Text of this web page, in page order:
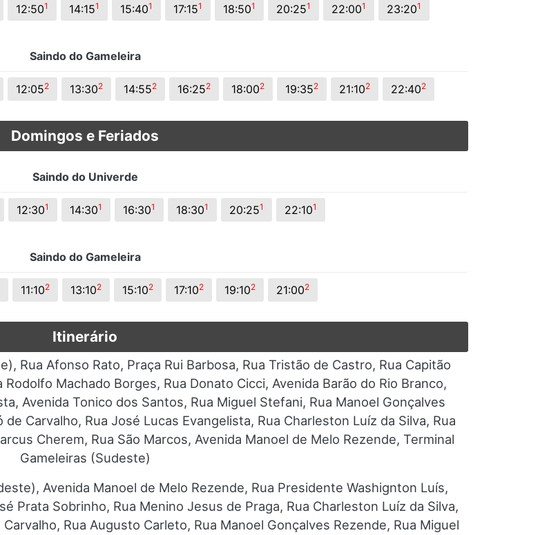
12:501 14:151 15:401 17:151 18:501 20:251 22:001 23:201
Saindo do Gameleira
12:052 13:302 14:552 16:252 18:002 19:352 21:102 22:402
Domingos e Feriados
Saindo do Univerde
12:301 14:301 16:301 18:301 20:251 22:101
Saindo do Gameleira
11:102 13:102 15:102 17:102 19:102 21:002
Itinerário
Rua Afonso Rato, Praça Rui Barbosa, Rua Tristão de Castro, Rua Capitão
Machado Borges, Rua Donato Cicci, Avenida Barão do Rio Branco,
Avenida Tonico dos Santos, Rua Miguel Stefani, Rua Manoel Gonçalves
Carvalho, Rua José Lucas Evangelista, Rua Charleston Luíz da Silva, Rua
Cherem, Rua São Marcos, Avenida Manoel de Melo Rezende, Terminal
Gameleiras (Sudeste)
Avenida Manoel de Melo Rezende, Rua Presidente Washignton Luís,
Prata Sobrinho, Rua Menino Jesus de Praga, Rua Charleston Luíz da Silva,
Rua Augusto Carleto, Rua Manoel Gonçalves Rezende, Rua Miguel